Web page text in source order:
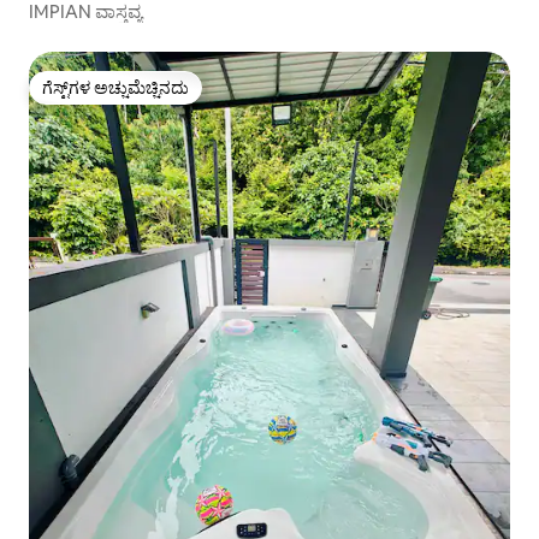
IMPIAN ವಾಸ್ತವ್ಯ
ಗೆಸ್ಟ್‌ಗಳ ಅಚ್ಚುಮೆಚ್ಚಿನದು
ಗೆಸ್ಟ್‌ಗಳ ಅಚ್ಚುಮೆಚ್ಚಿನದು